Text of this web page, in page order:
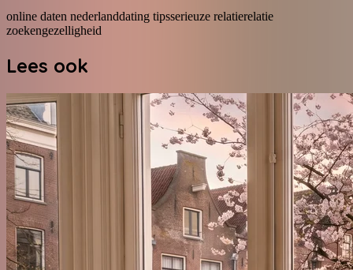
online daten nederlanddating tipsserieuze relatierelatie
zoekengezelligheid
Lees ook